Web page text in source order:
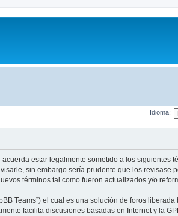
Idioma:
acuerda estar legalmente sometido a los siguientes
sin embargo sería prudente que los revisase
términos tal como fueron actualizados y/o
Teams”) el cual es una solución de foros liberada
facilita discusiones basadas en Internet y la